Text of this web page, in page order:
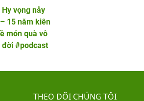
Hy vọng nảy
15 năm kiên
món quà vô
đời #podcast
THEO DÕI CHÚNG TÔI